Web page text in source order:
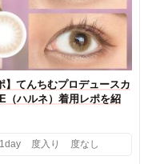
】てんちむプロデュースカ
（ハルネ）着用レポを紹
1day 度入り 度なし